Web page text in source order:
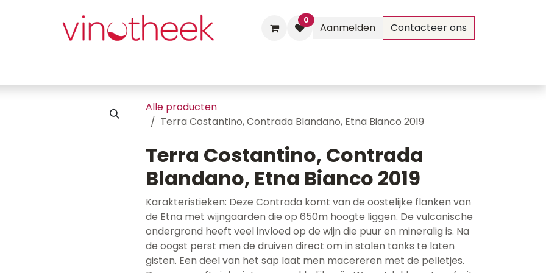
0
Aanmelden Contacteer ons
Alle producten
Terra Costantino, Contrada Blandano, Etna Bianco 2019
Terra Costantino, Contrada
Blandano, Etna Bianco 2019
Karakteristieken: Deze Contrada komt van de oostelijke flanken van
de Etna met wijngaarden die op 650m hoogte liggen. De vulcanische
ondergrond heeft veel invloed op de wijn die puur en mineralig is. Na
de oogst perst men de druiven direct om in stalen tanks te laten
gisten. Een deel van het sap laat men macereren met de pelletjes.